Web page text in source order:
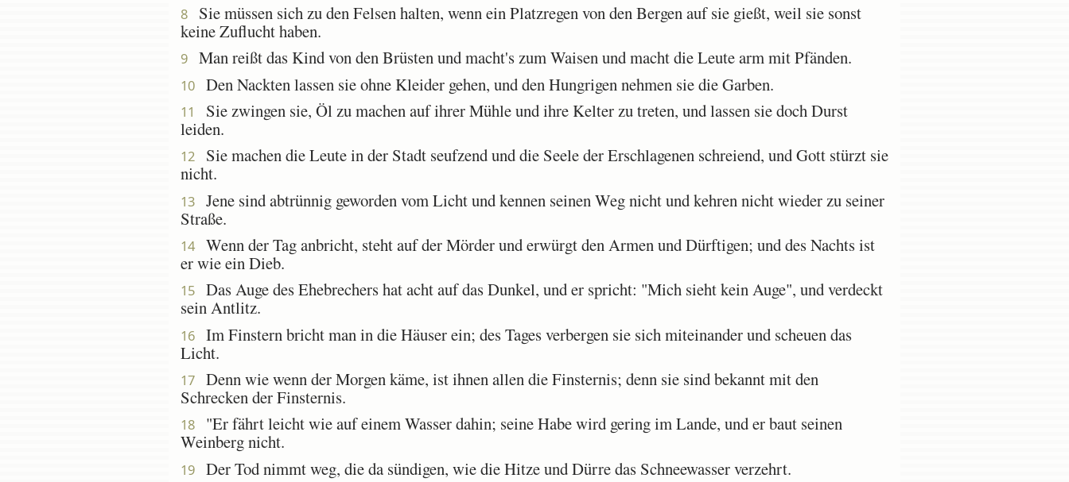
8
Sie müssen sich zu den Felsen halten, wenn ein Platzregen von den Bergen auf sie gießt, weil sie sonst
keine Zuflucht haben.
9 Man reißt das Kind von den Brüsten und macht's zum Waisen und macht die Leute arm mit Pfänden.
10 Den Nackten lassen sie ohne Kleider gehen, und den Hungrigen nehmen sie die Garben.
11
Sie zwingen sie, Öl zu machen auf ihrer Mühle und ihre Kelter zu treten, und lassen sie doch Durst
leiden.
12
Sie machen die Leute in der Stadt seufzend und die Seele der Erschlagenen schreiend, und Gott stürzt sie
nicht.
13
Jene sind abtrünnig geworden vom Licht und kennen seinen Weg nicht und kehren nicht wieder zu seiner
Straße.
14
Wenn der Tag anbricht, steht auf der Mörder und erwürgt den Armen und Dürftigen; und des Nachts ist
er wie ein Dieb.
15
Das Auge des Ehebrechers hat acht auf das Dunkel, und er spricht: "Mich sieht kein Auge", und verdeckt
sein Antlitz.
16
Im Finstern bricht man in die Häuser ein; des Tages verbergen sie sich miteinander und scheuen das
Licht.
17
Denn wie wenn der Morgen käme, ist ihnen allen die Finsternis; denn sie sind bekannt mit den
Schrecken der Finsternis.
18
"Er fährt leicht wie auf einem Wasser dahin; seine Habe wird gering im Lande, und er baut seinen
Weinberg nicht.
19 Der Tod nimmt weg, die da sündigen, wie die Hitze und Dürre das Schneewasser verzehrt.